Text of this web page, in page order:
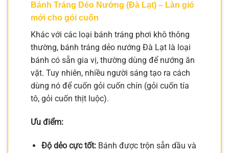
Bánh Tráng Dẻo Nướng (Đà Lạt) – Làn gió
mới cho gỏi cuốn
Khác với các loại bánh tráng phơi khô thông
thường, bánh tráng dẻo nướng Đà Lạt là loại
bánh có sẵn gia vị, thường dùng để nướng ăn
vặt. Tuy nhiên, nhiều người sáng tạo ra cách
dùng nó để cuốn gỏi cuốn chín (gỏi cuốn tía
tô, gỏi cuốn thịt luộc).
Ưu điểm:
Độ dẻo cực tốt:Bánh được trộn sẵn dầu và